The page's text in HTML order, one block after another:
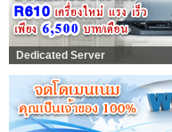
Dedicated Server